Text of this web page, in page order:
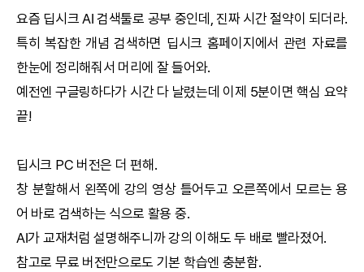
요즘 딥시크 AI 검색툴로 공부 중인데, 진짜 시간 절약이 되더라.
특히 복잡한 개념 검색하면 딥시크 홈페이지에서 관련 자료를
한눈에 정리해줘서 머리에 잘 들어와.
예전엔 구글링하다가 시간 다 날렸는데 이제 5분이면 핵심 요약
끝!
딥시크 PC 버전은 더 편해.
창 분할해서 왼쪽에 강의 영상 틀어두고 오른쪽에서 모르는 용
어 바로 검색하는 식으로 활용 중.
AI가 교재처럼 설명해주니까 강의 이해도 두 배로 빨라졌어.
참고로 무료 버전만으로도 기본 학습엔 충분함.